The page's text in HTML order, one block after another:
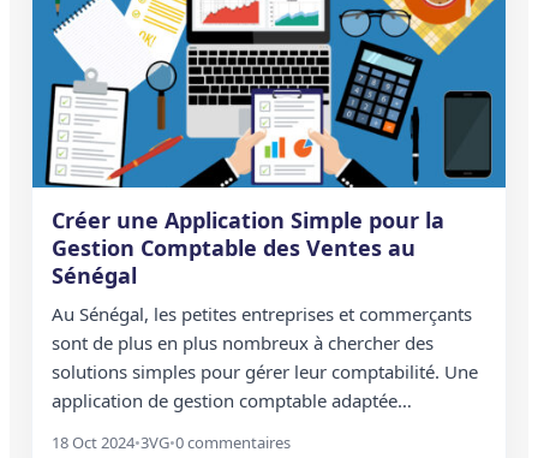
Créer une Application Simple pour la
Gestion Comptable des Ventes au
Sénégal
Au Sénégal, les petites entreprises et commerçants
sont de plus en plus nombreux à chercher des
solutions simples pour gérer leur comptabilité. Une
application de gestion comptable adaptée…
18 Oct 2024•3VG•0 commentaires